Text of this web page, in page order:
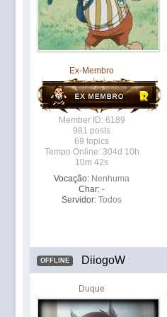
Ex-Membro
Member ID: 6189
981 posts
69 topics
Tempo Online: 304d 10h
10m 42s
Vocação: Nenhuma
Char: -
Servidor: Todos
OFFLINE DiiogoW
Duque